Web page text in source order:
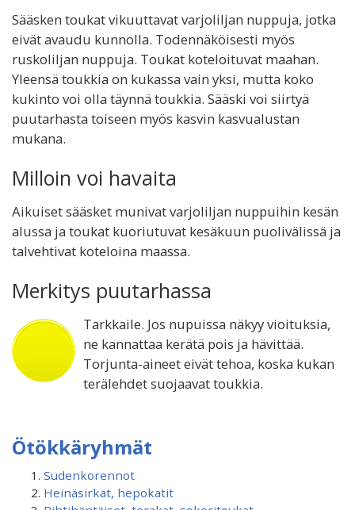
Sääsken toukat vikuuttavat varjoliljan nuppuja, jotka
eivät avaudu kunnolla. Todennäköisesti myös
ruskoliljan nuppuja. Toukat koteloituvat maahan.
Yleensä toukkia on kukassa vain yksi, mutta koko
kukinto voi olla täynnä toukkia. Sääski voi siirtyä
puutarhasta toiseen myös kasvin kasvualustan
mukana.
Milloin voi havaita
Aikuiset sääsket munivat varjoliljan nuppuihin kesän
alussa ja toukat kuoriutuvat kesäkuun puolivälissä ja
talvehtivat koteloina maassa.
Merkitys puutarhassa
Tarkkaile. Jos nupuissa näkyy vioituksia,
ne kannattaa kerätä pois ja hävittää.
Torjunta-aineet eivät tehoa, koska kukan
terälehdet suojaavat toukkia.
Ötökkäryhmät
Sudenkorennot
Heinäsirkat, hepokatit